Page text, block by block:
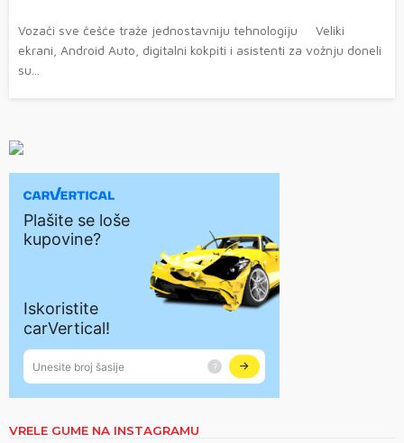
Vozači sve češće traže jednostavniju tehnologiju Veliki
ekrani, Android Auto, digitalni kokpiti i asistenti za vožnju doneli
su...
VRELE GUME NA INSTAGRAMU